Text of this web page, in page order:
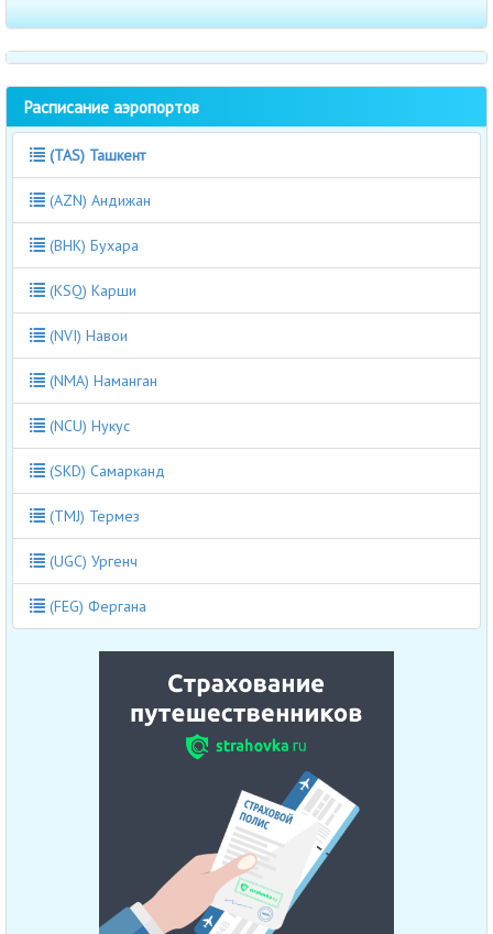
Расписание аэропортов
(TAS) Ташкент
(AZN) Андижан
(BHK) Бухара
(KSQ) Карши
(NVI) Навои
(NMA) Наманган
(NCU) Нукус
(SKD) Самарканд
(TMJ) Термез
(UGC) Ургенч
(FEG) Фергана